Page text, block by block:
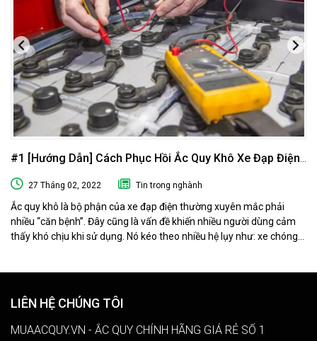
#1 [Hướng Dẫn] Cách Phục Hồi Ắc Quy Khô Xe Đạp Điện
Tại Nhà
27 Tháng 02, 2022 Tin trong nghành
Ắc quy khô là bộ phận của xe đạp điện thường xuyên mắc phải
nhiều “căn bệnh”. Đây cũng là vấn đề khiến nhiều người dùng cảm
thấy khó chịu khi sử dụng. Nó kéo theo nhiều hệ lụy như: xe chóng
cách đơn giản và hiệu quả như ở tiệm dưỡng nhé!
LIÊN HỆ CHÚNG TÔI
MUAACQUY.VN - ẮC QUY CHÍNH HÃNG GIÁ RẺ SỐ 1